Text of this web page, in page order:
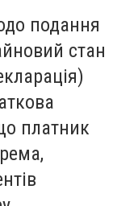
подання
стан
платник